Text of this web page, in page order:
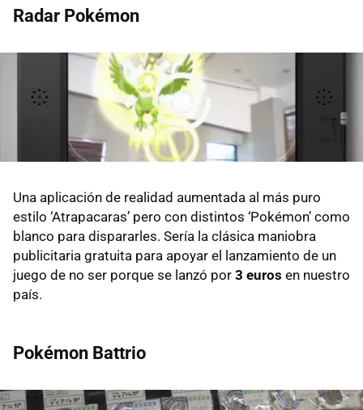
Radar Pokémon
Una aplicación de realidad aumentada al más puro
estilo ‘Atrapacaras’ pero con distintos ‘Pokémon’ como
blanco para dispararles. Sería la clásica maniobra
publicitaria gratuita para apoyar el lanzamiento de un
juego de no ser porque se lanzó por 3 euros en nuestro
país.
Pokémon Battrio